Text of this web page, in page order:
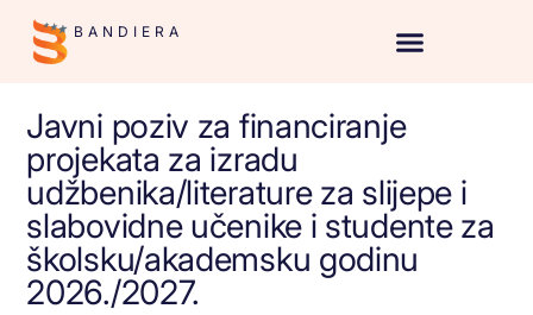
BANDIERA
Javni poziv za financiranje
projekata za izradu
udžbenika/literature za slijepe i
slabovidne učenike i studente za
školsku/akademsku godinu
2026./2027.